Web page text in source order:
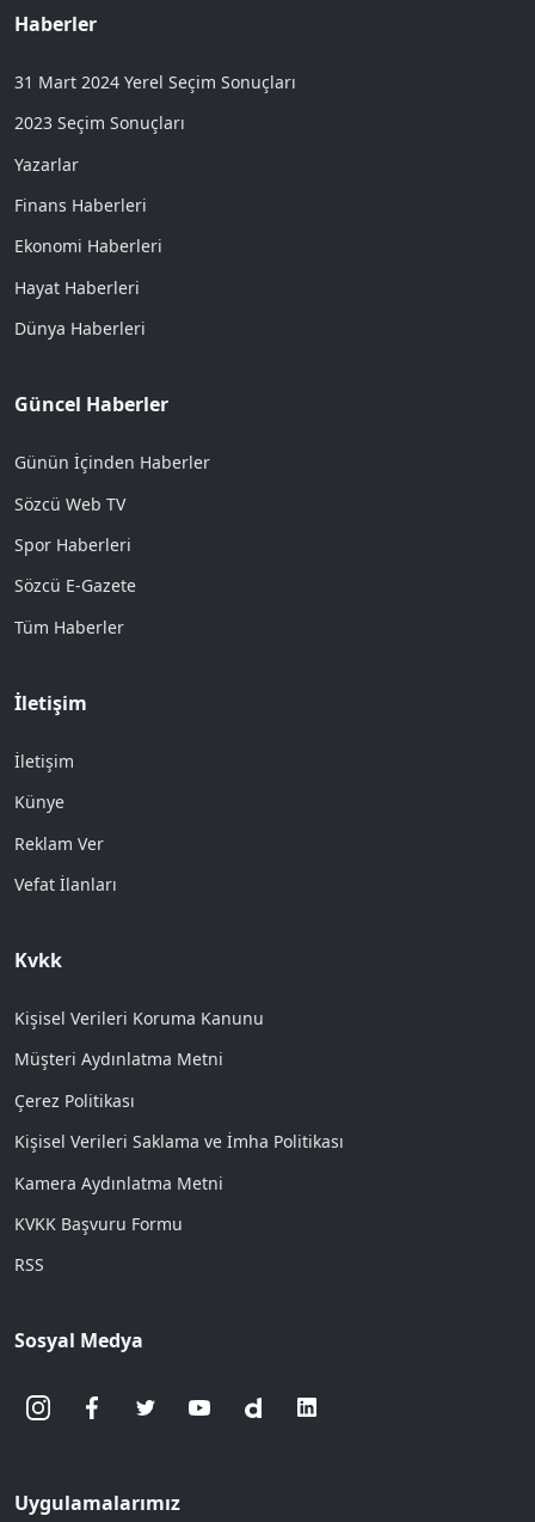
Haberler
31 Mart 2024 Yerel Seçim Sonuçları
2023 Seçim Sonuçları
Yazarlar
Finans Haberleri
Ekonomi Haberleri
Hayat Haberleri
Dünya Haberleri
Güncel Haberler
Günün İçinden Haberler
Sözcü Web TV
Spor Haberleri
Sözcü E-Gazete
Tüm Haberler
İletişim
İletişim
Künye
Reklam Ver
Vefat İlanları
Kvkk
Kişisel Verileri Koruma Kanunu
Müşteri Aydınlatma Metni
Çerez Politikası
Kişisel Verileri Saklama ve İmha Politikası
Kamera Aydınlatma Metni
KVKK Başvuru Formu
RSS
Sosyal Medya
Uygulamalarımız